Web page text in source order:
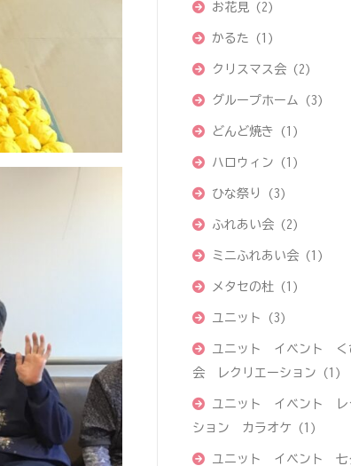
お花見 (2)
かるた (1)
クリスマス会 (2)
グループホーム (3)
どんど焼き (1)
ハロウィン (1)
ひな祭り (3)
ふれあい会 (2)
ミニふれあい会 (1)
メタセの杜 (1)
ユニット (3)
ユニット イベント く
会 レクリエーション
(1)
ユニット イベント レ
ション カラオケ
(1)
ユニット イベント